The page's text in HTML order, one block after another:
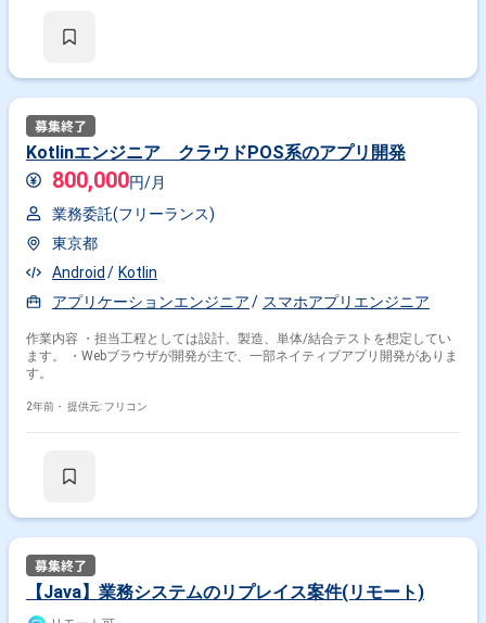
Kotlinエンジニア クラウドPOS系のアプリ開発
800,000円/月
業務委託(フリーランス)
東京都
Android
Kotlin
アプリケーションエンジニア
スマホアプリエンジニア
作業内容 ・担当工程としては設計、製造、単体/結合テストを想定してい
ます。 ・Webブラウザが開発が主で、一部ネイティブアプリ開発がありま
す。
2年前・ 提供元: フリコン
【Java】業務システムのリプレイス案件(リモート)